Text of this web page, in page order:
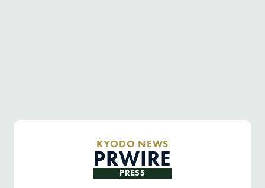
KYODO NEWS
PRWIRE
PRESS